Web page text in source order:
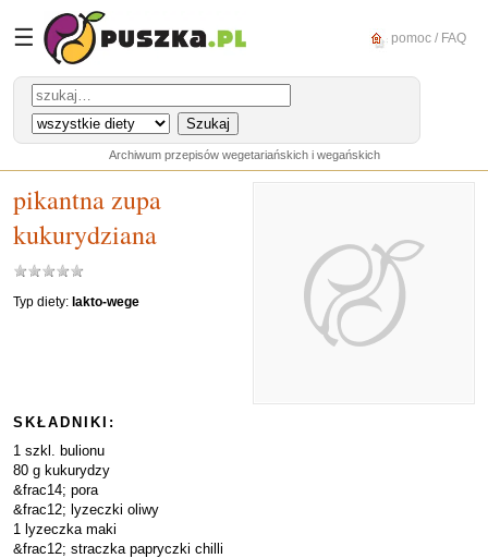
☰ pomoc / FAQ
Archiwum przepisów wegetariańskich i wegańskich
pikantna zupa
kukurydziana
Typ diety: lakto-wege
SKŁADNIKI:
1 szkl. bulionu
80 g kukurydzy
&frac14; pora
&frac12; lyzeczki oliwy
1 lyzeczka maki
&frac12; straczka papryczki chilli